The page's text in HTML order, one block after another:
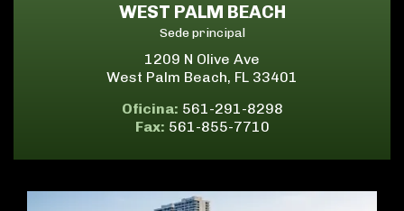
WEST PALM BEACH
Sede principal
1209 N Olive Ave
West Palm Beach, FL 33401
Oficina: 561-291-8298
Fax: 561-855-7710